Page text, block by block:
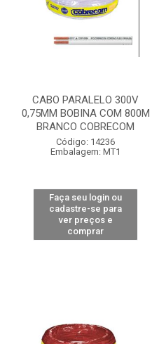
CABO PARALELO 300V
0,75MM BOBINA COM 800M
BRANCO COBRECOM
Código: 14236
Embalagem: MT1
Faça seu login ou
cadastre-se para
ver preços e
comprar